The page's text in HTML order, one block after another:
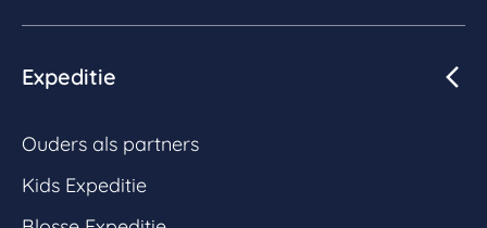
Expeditie
Ouders als partners
Kids Expeditie